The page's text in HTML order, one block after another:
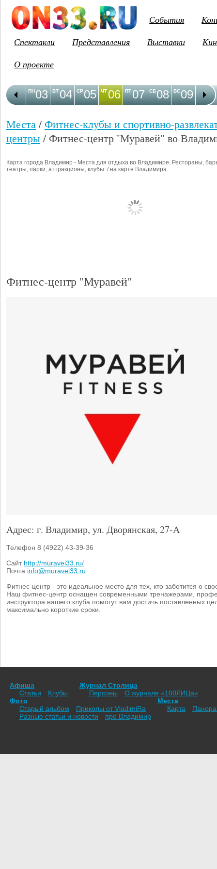
События
Спектакли
Представления Выставки
О проекте
03
ПН 04
ВТ 05
СР 06
ЧТ 07
ПТ 08
СБ 09
ВС 10
ПН
Места / Фитнес-клубы и спортивно-
центры / Фитнес-центр "Муравей" во
Карта города Владимир - Места для отдыха во Владимире. Рестораны,
театры, парки, аттракционы, клубы. / на карте Владимира
Фитнес-центр "Муравей"
Адрес: г. Владимир, ул. Дворянская, 27-А
Телефон 8 (4922) 43-39-36
Сайт http://muravei33.ru/
Почта info@muravei33.ru
Фитнес-центр - это идеальное место для тех, кто заботится о
Наш фитнес-центр оснащен современными тренажерами,
инструктора нашего клуба помогут вам достичь поставленных
максимально короткие сроки.
Афиша
Статьи
Клубы
Журнал Столица
Персоны
О журнале «100ЛИЦа»
Фото
Старый альбом
Приколы от VladimiRа
Места
Карта
Разные статьи и новости
про Владимир